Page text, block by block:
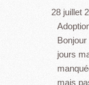
28 juillet
jours
mais